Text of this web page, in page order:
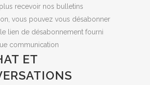
recevoir nos bulletins
vous pouvez vous désabonner
lien de désabonnement fourni
communication
ET